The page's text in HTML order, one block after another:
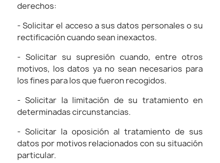
derechos:
- Solicitar el acceso a sus datos personales o su
rectificación cuando sean inexactos.
- Solicitar su supresión cuando, entre otros
motivos, los datos ya no sean necesarios para
los fines para los que fueron recogidos.
- Solicitar la limitación de su tratamiento en
determinadas circunstancias.
- Solicitar la oposición al tratamiento de sus
datos por motivos relacionados con su situación
particular.